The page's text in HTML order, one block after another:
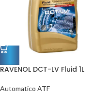
RAVENOL DCT-LV Fluid 1L
Automatico ATF